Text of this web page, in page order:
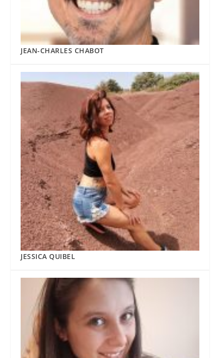
JEAN-CHARLES CHABOT
JESSICA QUIBEL